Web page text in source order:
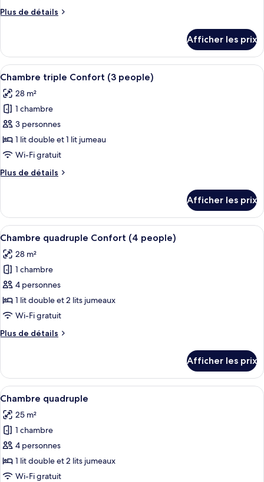
chambre :
(2
people)
Plus de détails
Plus
Studio
Deluxe
(2
Afficher les prix
Afficher
toutes
les
photos
pour
ce
type
chambre :
Confort
(3
people)
Une chambre moderne avec deux
11
Chambre triple Confort (3 people)
28 m²
1 chambre
3 personnes
1 lit double et 1 lit jumeau
Wi-Fi gratuit
Plus de détails
Plus
Chambre
triple
Confort
people)
Afficher les prix
Afficher
toutes
les
photos
pour
ce
type
chambre :
Confort
(4
people)
Une chambre à coucher moderne
8
Chambre quadruple Confort (4 people)
28 m²
1 chambre
4 personnes
1 lit double et 2 lits jumeaux
Wi-Fi gratuit
Plus de détails
Plus
Chambre
quadruple
Confort
people)
Afficher les prix
Afficher
toutes
les
photos
pour
ce
type
Une chambre d’hôtel avec un lit, un
11
Chambre quadruple
25 m²
1 chambre
4 personnes
1 lit double et 2 lits jumeaux
Wi-Fi gratuit